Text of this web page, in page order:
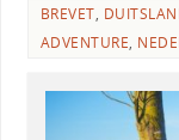
BREVET,
ADVENTURE,